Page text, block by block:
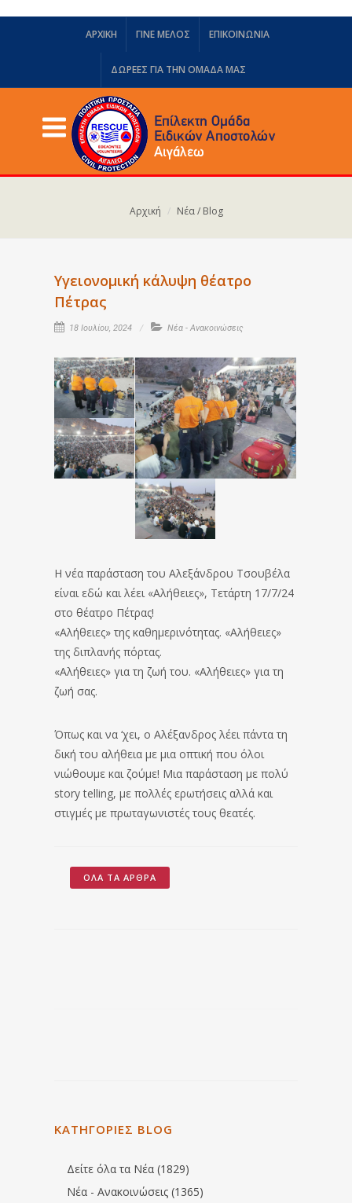
ΑΡΧΙΚΗ ΓΙΝΕ ΜΕΛΟΣ ΕΠΙΚΟΙΝΩΝΙΑ
ΔΩΡΕΈΣ ΓΙΑ ΤΗΝ ΟΜΆΔΑ ΜΑΣ
Αρχική Νέα / Blog
Υγειονομική κάλυψη θέατρο
Πέτρας
18 Ιουλίου, 2024 Νέα - Ανακοινώσεις
Η νέα παράσταση του Αλεξάνδρου Τσουβέλα
είναι εδώ και λέει «Αλήθειες», Τετάρτη 17/7/24
στο θέατρο Πέτρας!
«Αλήθειες» της καθημερινότητας. «Αλήθειες»
της διπλανής πόρτας.
«Αλήθειες» για τη ζωή του. «Αλήθειες» για τη
ζωή σας.
Όπως και να ‘χει, ο Αλέξανδρος λέει πάντα τη
δική του αλήθεια με μια οπτική που όλοι
νιώθουμε και ζούμε! Μια παράσταση με πολύ
story telling, με πολλές ερωτήσεις αλλά και
στιγμές με πρωταγωνιστές τους θεατές.
ΌΛΑ ΤΑ ΆΡΘΡΑ
ΚΑΤΗΓΟΡΙΕΣ BLOG
Δείτε όλα τα Νέα (1829)
Νέα - Ανακοινώσεις (1365)